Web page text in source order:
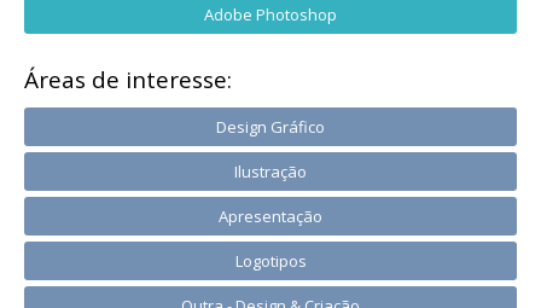
Adobe Photoshop
Áreas de interesse:
Design Gráfico
Ilustração
Apresentação
Logotipos